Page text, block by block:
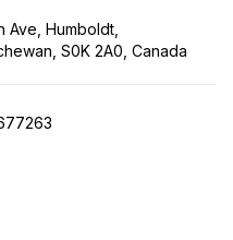
Ave, Humboldt,
S0K 2A0, Canada